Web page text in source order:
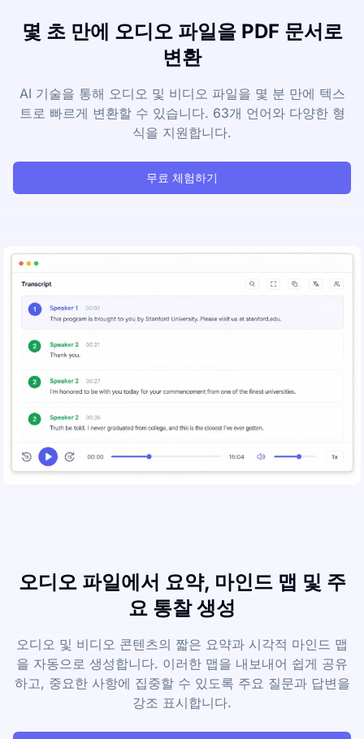
몇 초 만에 오디오 파일을 PDF 문서로
변환
AI 기술을 통해 오디오 및 비디오 파일을 몇 분 만에 텍스
트로 빠르게 변환할 수 있습니다. 63개 언어와 다양한 형
식을 지원합니다.
무료 체험하기
오디오 파일에서 요약, 마인드 맵 및 주
요 통찰 생성
오디오 및 비디오 콘텐츠의 짧은 요약과 시각적 마인드 맵
을 자동으로 생성합니다. 이러한 맵을 내보내어 쉽게 공유
하고, 중요한 사항에 집중할 수 있도록 주요 질문과 답변을
강조 표시합니다.